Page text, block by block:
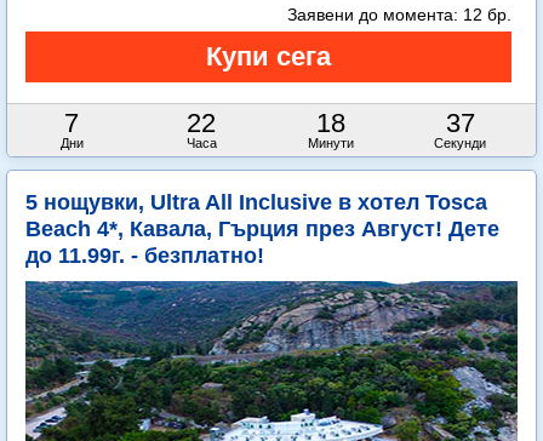
7
Дни
22
Часа
18
Минути
35
Секунди
Заявени до момента: 12 бр.
5 нощувки, Ultra All Inclusive в хотел Tosca
Beach 4*, Кавала, Гърция през Август! Дете
до 11.99г. - безплатно!